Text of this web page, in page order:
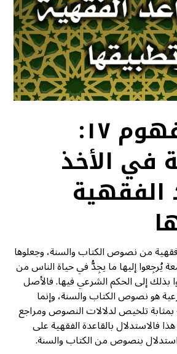
٤٢٤ – مفهوم ١٧:
في الأخذ
الفقهية
فقهية من نصوص الكتاب والسنة، وجعلوها
يُرجِعوا إليها ما يجِدُّ في حياة الناس من
بذلك إلى الحكم الشرعي فيها. فالأصل
هو نصوص الكتاب والسنة، وإنما
بمثابة تلخيص لدلالات النصوص ومراجع
فالاستدلال بالقاعدة الفقهية على
بنصوص من الكتاب والسنة.